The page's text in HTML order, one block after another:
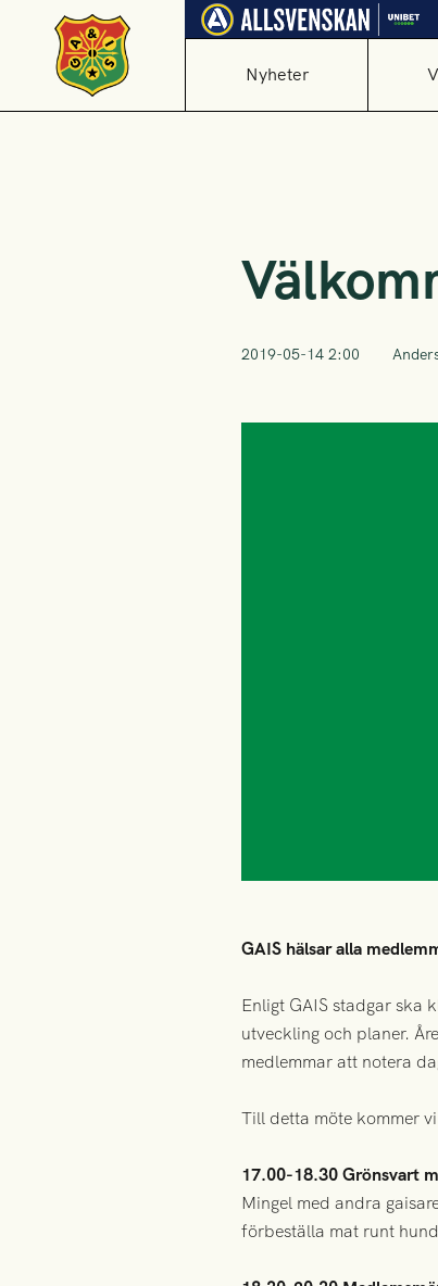
Nyheter
2019-05-14 2:00
GAIS hälsar alla
Enligt GAIS stadgar ska
utveckling och planer.
medlemmar att notera
Till detta möte kommer
17.00-18.30 Grönsvart
Mingel med andra
förbeställa mat runt